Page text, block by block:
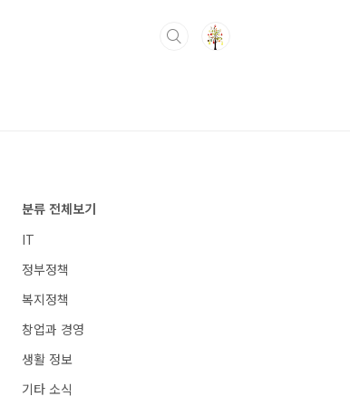
분류 전체보기
IT
정부정책
복지정책
창업과 경영
생활 정보
기타 소식